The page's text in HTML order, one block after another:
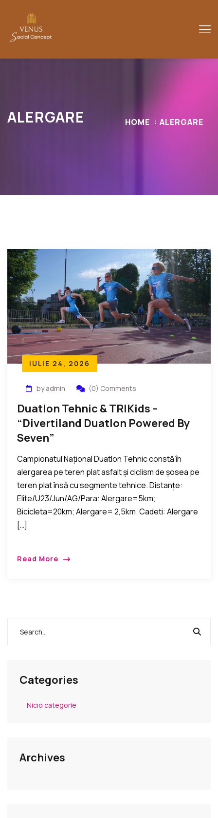
ALERGARE HOME ALERGARE
IULIE 24, 2026
by admin (0) Comments
Duatlon Tehnic & TRIKids –
“Divertiland Duatlon Powered By
Seven”
Campionatul Naţional Duatlon Tehnic constă în
alergarea pe teren plat asfalt şi ciclism de şosea pe
teren plat însă cu segmente tehnice. Distanţe:
Elite/U23/Jun/AG/Para: Alergare=5km;
Bicicleta=20km; Alergare= 2,5km. Cadeti: Alergare
[…]
Read More
Categories
Nicio categorie
Archives